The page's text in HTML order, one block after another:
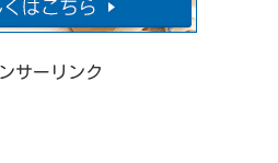
サーリンク